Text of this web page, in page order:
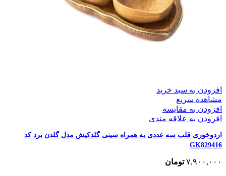
افزودن به سبد خرید
مشاهده سریع
افزودن به مقایسه
افزودن به علاقه مندی
اردوخوری قلب سه عددی به همراه سینی گلدکیش مدل گلدن برد کد
GK829416
۷,۹۰۰,۰۰۰ تومان